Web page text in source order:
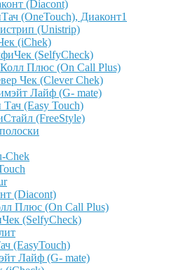
(Diacont)
(OneTouch), Диаконт1
(Unistrip)
(iChek)
(SelfyCheck)
Плюс (On Call Plus)
Чек (Clever Chek)
Лайф (G- mate)
(Easy Touch)
(FreeStyle)
Сhek
(Diacont)
Плюс (On Call Plus)
(SelfyCheck)
(EasyTouch)
Лайф (G- mate)